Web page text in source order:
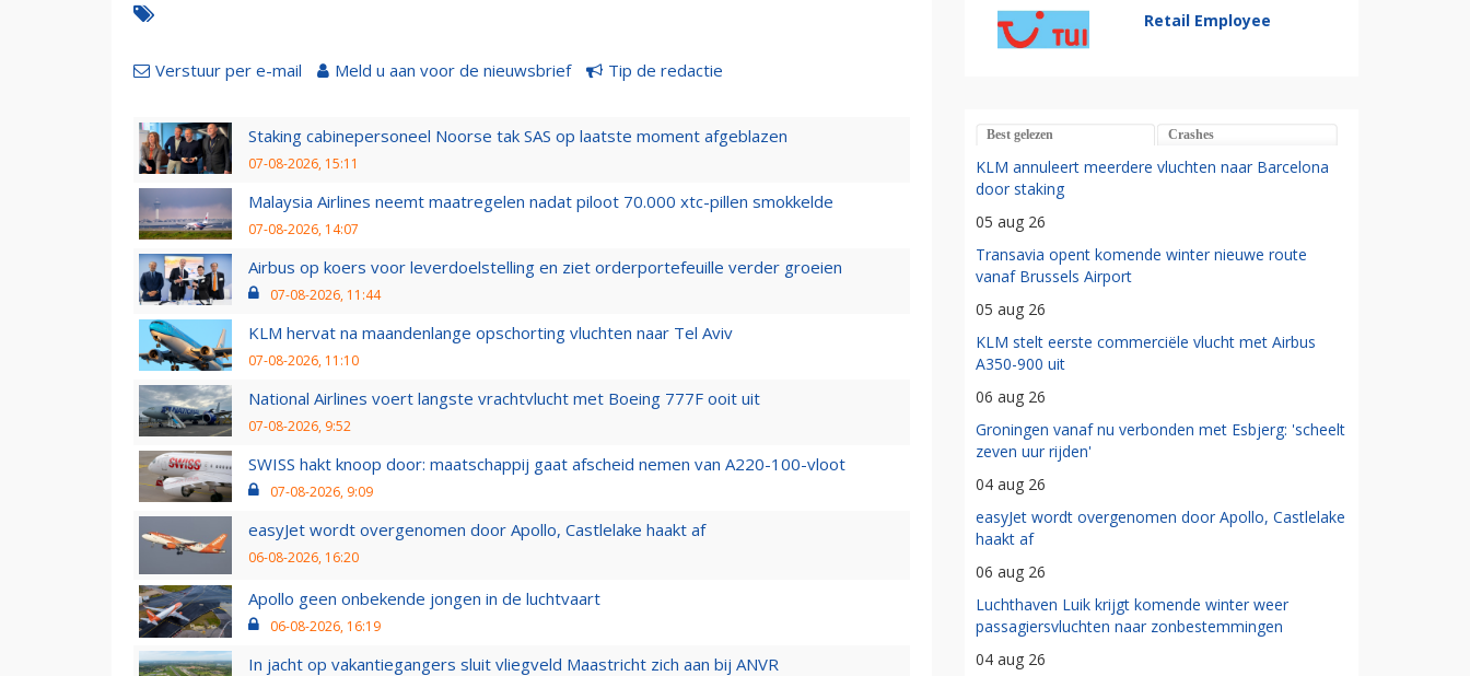
Verstuur per e-mail Meld u aan voor de nieuwsbrief Tip de redactie
Staking cabinepersoneel Noorse tak SAS op laatste moment afgeblazen
07-08-2026, 15:11
Malaysia Airlines neemt maatregelen nadat piloot 70.000 xtc-pillen smokkelde
07-08-2026, 14:07
Airbus op koers voor leverdoelstelling en ziet orderportefeuille verder groeien
07-08-2026, 11:44
KLM hervat na maandenlange opschorting vluchten naar Tel Aviv
07-08-2026, 11:10
National Airlines voert langste vrachtvlucht met Boeing 777F ooit uit
07-08-2026, 9:52
SWISS hakt knoop door: maatschappij gaat afscheid nemen van A220-100-vloot
07-08-2026, 9:09
easyJet wordt overgenomen door Apollo, Castlelake haakt af
06-08-2026, 16:20
Apollo geen onbekende jongen in de luchtvaart
06-08-2026, 16:19
In jacht op vakantiegangers sluit vliegveld Maastricht zich aan bij ANVR
Retail Employee
Best gelezen Crashes
KLM annuleert meerdere vluchten naar Barcelona
door staking
05 aug 26
Transavia opent komende winter nieuwe route
vanaf Brussels Airport
05 aug 26
KLM stelt eerste commerciële vlucht met Airbus
A350-900 uit
06 aug 26
Groningen vanaf nu verbonden met Esbjerg: 'scheelt
zeven uur rijden'
04 aug 26
easyJet wordt overgenomen door Apollo, Castlelake
haakt af
06 aug 26
Luchthaven Luik krijgt komende winter weer
passagiersvluchten naar zonbestemmingen
04 aug 26